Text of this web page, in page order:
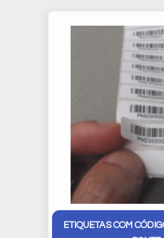
ETIQUETAS COM